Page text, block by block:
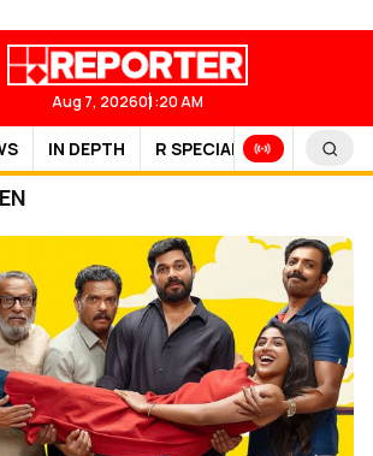
Aug 7, 202601:20 AM
IN DEPTH R SPECIAL SPORTS